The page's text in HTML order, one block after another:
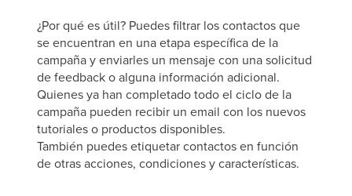
¿Por qué es útil? Puedes filtrar los contactos que
se encuentran en una etapa específica de la
campaña y enviarles un mensaje con una solicitud
de feedback o alguna información adicional.
Quienes ya han completado todo el ciclo de la
campaña pueden recibir un email con los nuevos
tutoriales o productos disponibles.
También puedes etiquetar contactos en función
de otras acciones, condiciones y características.